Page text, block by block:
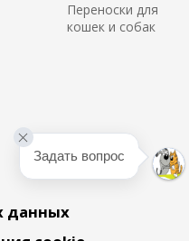
Переноски для
кошек и собак
данных
Задать вопрос